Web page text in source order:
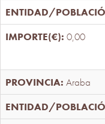
0,00
Araba